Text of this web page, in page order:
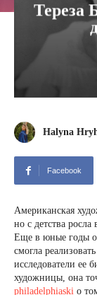
Тереза
Halyna
Facebook
Американская
но с детства
Еще в юные годы
смогла
исследователи ее
художницы, она
philadelphiaski о